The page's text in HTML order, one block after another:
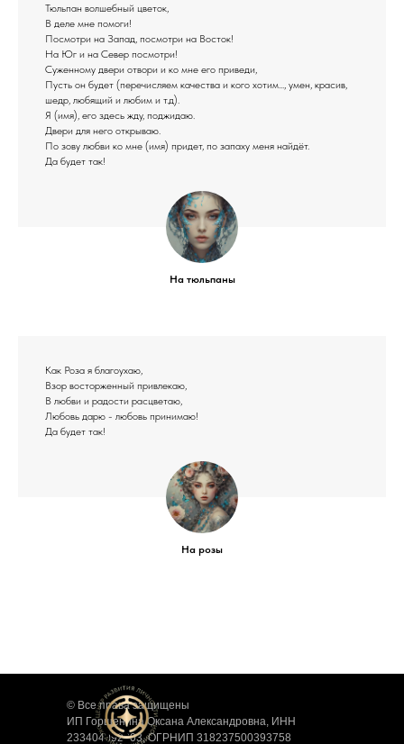
Тюльпан волшебный цветок,
В деле мне помоги!
Посмотри на Запад, посмотри на Восток!
На Юг и на Север посмотри!
Суженному двери отвори и ко мне его приведи,
Пусть он будет (перечисляем качества и кого хотим..., умен, красив,
шедр, любящий и любим и т.д).
Я (имя), его здесь жду, поджидаю.
Двери для него открываю.
По зову любви ко мне (имя) придет, по запаху меня найдёт.
Да будет так!
На тюльпаны
Как Роза я благоухаю,
Взор восторженный привлекаю,
В любви и радости расцветаю,
Любовь дарю - любовь принимаю!
Да будет так!
На розы
© Все права защищены
ИП Горшенина Оксана Александровна, ИНН
233404092303, ОГРНИП 318237500393758